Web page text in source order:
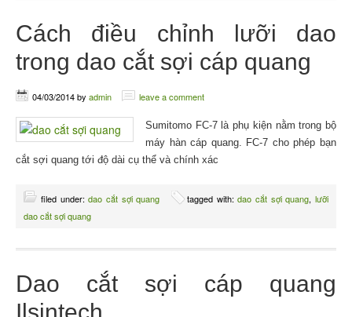
Cách điều chỉnh lưỡi dao
trong dao cắt sợi cáp quang
04/03/2014by admin leave a comment
Sumitomo FC-7 là phụ kiện nằm trong bộ
máy hàn cáp quang. FC-7 cho phép bạn
cắt sợi quang tới độ dài cụ thể và chính xác
filed under:dao cắt sợi quang tagged with:dao cắt sợi quang,lưỡi
dao cắt sợi quang
Dao cắt sợi cáp quang